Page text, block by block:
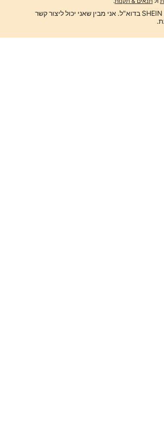
ברצוני לקבל הצעות בלעדיות וחדשות SHEIN בדוא"ל. אני מבין שאני יכול ליצור קשר